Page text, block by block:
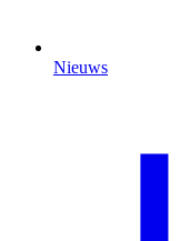
Nieuws